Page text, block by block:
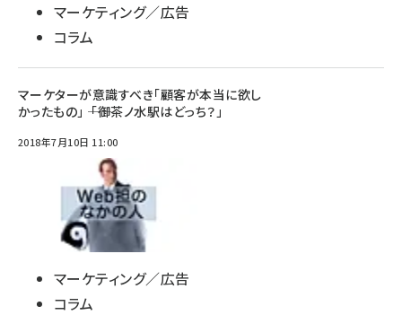
マーケティング／広告
コラム
マーケターが意識すべき「顧客が本当に欲し
かったもの」 ―― 「御茶ノ水駅はどっち？」
2018年7月10日 11:00
マーケティング／広告
コラム